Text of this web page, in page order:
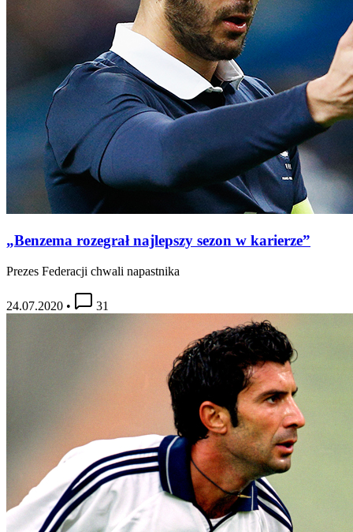
„Benzema rozegrał najlepszy sezon w karierze”
Prezes Federacji chwali napastnika
24.07.2020 • 31